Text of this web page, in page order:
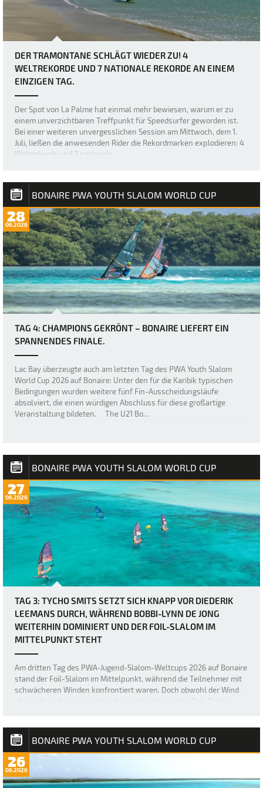
DER TRAMONTANE SCHLÄGT WIEDER ZU! 4
WELTREKORDE UND 7 NATIONALE REKORDE AN EINEM
EINZIGEN TAG.
Der Spot von La Palme hat einmal mehr bewiesen, warum er zu
einem unverzichtbaren Treffpunkt für Speedsurfer geworden ist.
Bei einer weiteren unvergesslichen Session am Mittwoch, dem 1.
Juli, ließen die anwesenden Rider die Rekordmarken explodieren: 4
Weltrekorde und 7 nationale…
BONAIRE PWA YOUTH SLALOM WORLD CUP
28
06.2026
TAG 4: CHAMPIONS GEKRÖNT – BONAIRE LIEFERT EIN
SPANNENDES FINALE.
Lac Bay überzeugte auch am letzten Tag des PWA Youth Slalom
World Cup 2026 auf Bonaire: Unter den für die Karibik typischen
Bedingungen wurden weitere fünf Fin-Ausscheidungsläufe
absolviert, die einen würdigen Abschluss für diese großartige
Veranstaltung bildeten. The U21 Bo…
BONAIRE PWA YOUTH SLALOM WORLD CUP
27
06.2026
TAG 3: TYCHO SMITS SETZT SICH KNAPP VOR DIEDERIK
LEEMANS DURCH, WÄHREND BOBBI-LYNN DE JONG
WEITERHIN DOMINIERT UND DER FOIL-SLALOM IM
MITTELPUNKT STEHT
Am dritten Tag des PWA-Jugend-Slalom-Weltcups 2026 auf Bonaire
stand der Foil-Slalom im Mittelpunkt, während die Teilnehmer mit
schwächeren Winden konfrontiert waren. Doch obwohl der Wind
eher schwach war, konnten dennoch zehn weitere Foil-Slalom-
BONAIRE PWA YOUTH SLALOM WORLD CUP
26
06.2026